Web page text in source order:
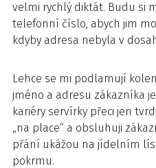
velmi rychlý diktát. Budu si
telefonní číslo, abych jim
kdyby adresa nebyla v
Lehce se mi podlamují
jméno a adresu zákazníka
kariéry servírky přeci jen
„na place“ a obsluhuji
přání ukážou na jídelním
pokrmu.